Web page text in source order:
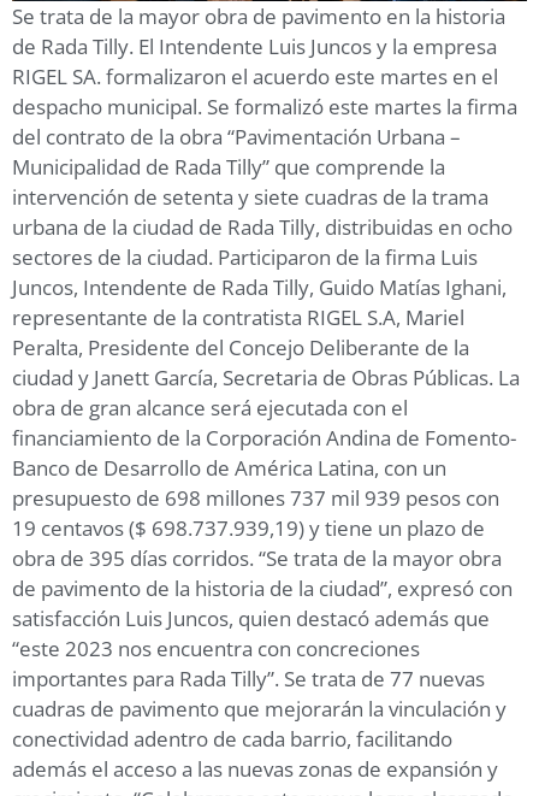
Se trata de la mayor obra de pavimento en la historia
de Rada Tilly. El Intendente Luis Juncos y la empresa
RIGEL SA. formalizaron el acuerdo este martes en el
despacho municipal. Se formalizó este martes la firma
del contrato de la obra “Pavimentación Urbana –
Municipalidad de Rada Tilly” que comprende la
intervención de setenta y siete cuadras de la trama
urbana de la ciudad de Rada Tilly, distribuidas en ocho
sectores de la ciudad. Participaron de la firma Luis
Juncos, Intendente de Rada Tilly, Guido Matías Ighani,
representante de la contratista RIGEL S.A, Mariel
Peralta, Presidente del Concejo Deliberante de la
ciudad y Janett García, Secretaria de Obras Públicas. La
obra de gran alcance será ejecutada con el
financiamiento de la Corporación Andina de Fomento-
Banco de Desarrollo de América Latina, con un
presupuesto de 698 millones 737 mil 939 pesos con
19 centavos ($ 698.737.939,19) y tiene un plazo de
obra de 395 días corridos. “Se trata de la mayor obra
de pavimento de la historia de la ciudad”, expresó con
satisfacción Luis Juncos, quien destacó además que
“este 2023 nos encuentra con concreciones
importantes para Rada Tilly”. Se trata de 77 nuevas
cuadras de pavimento que mejorarán la vinculación y
conectividad adentro de cada barrio, facilitando
además el acceso a las nuevas zonas de expansión y